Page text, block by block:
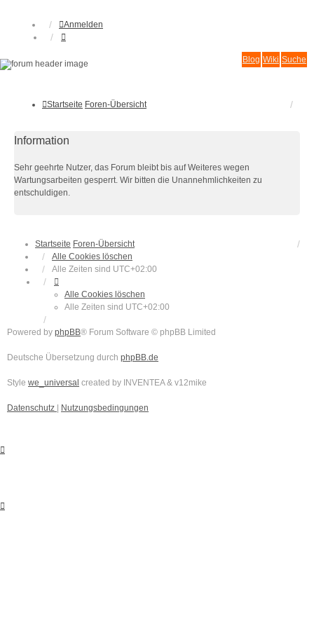
Anmelden
Blog Wiki Suche
Startseite Foren-Übersicht
Information
Sehr geehrte Nutzer, das Forum bleibt bis auf Weiteres wegen
Wartungsarbeiten gesperrt. Wir bitten die Unannehmlichkeiten zu
entschuldigen.
Startseite Foren-Übersicht
Alle Cookies löschen
Alle Zeiten sind UTC+02:00
Alle Cookies löschen
Alle Zeiten sind UTC+02:00
Powered by phpBB® Forum Software © phpBB Limited
Deutsche Übersetzung durch phpBB.de
Style we_universal created by INVENTEA & v12mike
Datenschutz Nutzungsbedingungen